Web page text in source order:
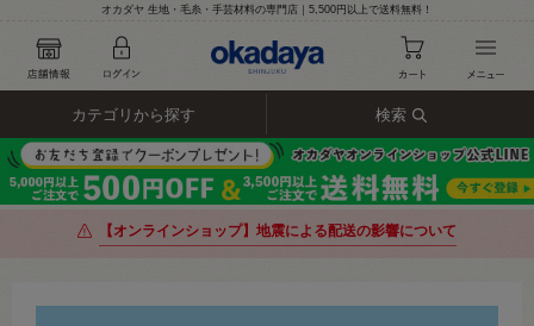
オカダヤ 生地・毛糸・手芸材料の専門店｜5,500円以上で送料無料！
カテゴリから探す 検索
【オンラインショップ】地震による配送の影響について